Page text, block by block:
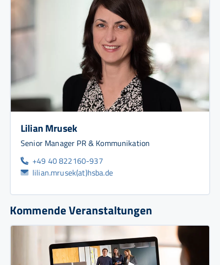
Lilian Mrusek
Senior Manager PR & Kommunikation
+49 40 822160-937
lilian.mrusek(at)hsba.de
Kommende Veranstaltungen